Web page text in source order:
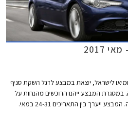
2017
לישראל, יוצאת במבצע לרגל השקת סניף
המבצע ייהנו הרוכשים מהנחות על
ייערך בין התאריכים 24-31 במאי.